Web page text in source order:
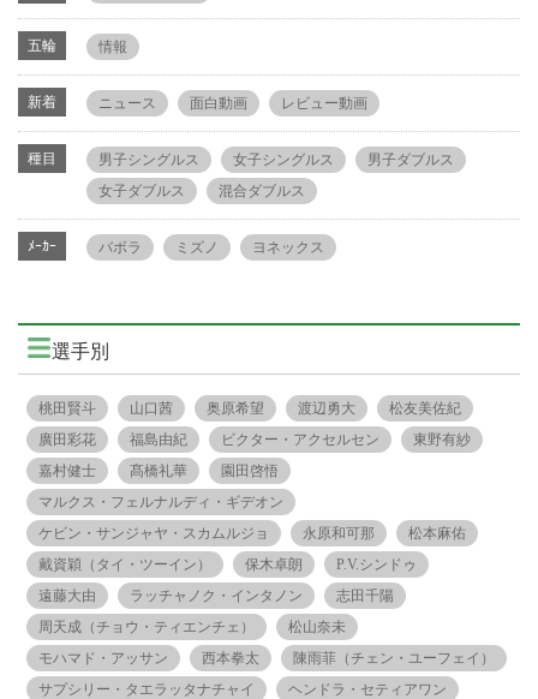
五輪 情報
新着 ニュース 面白動画 レビュー動画
種目 男子シングルス 女子シングルス
男子ダブルス
女子ダブルス
混合ダブルス
ﾒｰｶｰ バボラ ミズノ ヨネックス
選手別
桃田賢斗 山口茜 奥原希望 渡辺勇大
松友美佐紀
廣田彩花
福島由紀 ビクター・アクセルセン
東野有紗
嘉村健士
髙橋礼華
園田啓悟
マルクス・フェルナルディ・ギデオン
ケビン・サンジャヤ・スカムルジョ
永原和可那
松本麻佑
戴資穎（タイ・ツーイン）
保木卓朗
P.V.シンドゥ
遠藤大由
ラッチャノク・インタノン
志田千陽
周天成（チョウ・ティエンチェ）
松山奈未
モハマド・アッサン
西本拳太
陳雨菲（チェン・ユーフェイ）
サプシリー・タエラッタナチャイ
ヘンドラ・セティアワン